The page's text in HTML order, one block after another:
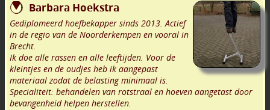
Barbara Hoekstra
Gediplomeerd hoefbekapper sinds 2013. Actief
in de regio van de Noorderkempen en vooral in
Brecht.
Ik doe alle rassen en alle leeftijden. Voor de
kleintjes en de oudjes heb ik aangepast
materiaal zodat de belasting minimaal is.
Specialiteit: behandelen van rotstraal en hoeven aangetast door
bevangenheid helpen herstellen.